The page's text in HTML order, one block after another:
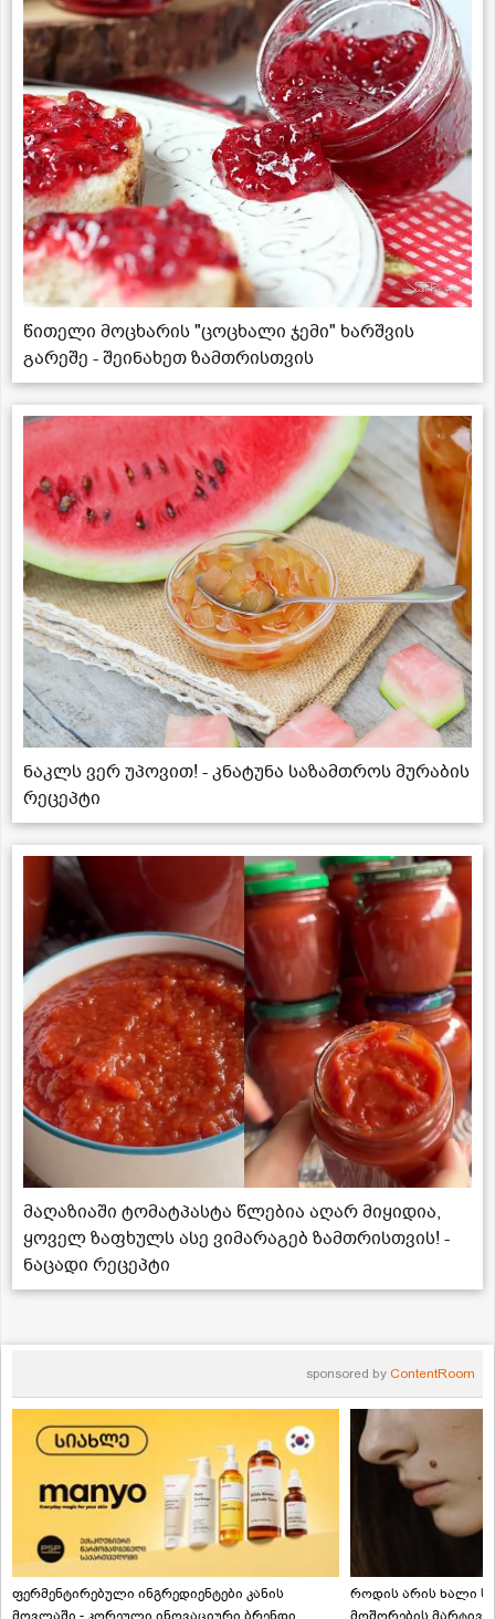
წითელი მოცხარის "ცოცხალი ჯემი" ხარშვის
გარეშე - შეინახეთ ზამთრისთვის
ნაკლს ვერ უპოვით! - კნატუნა საზამთროს მურაბის
რეცეპტი
მაღაზიაში ტომატპასტა წლებია აღარ მიყიდია,
ყოველ ზაფხულს ასე ვიმარაგებ ზამთრისთვის! -
ნაცადი რეცეპტი
sponsored by ContentRoom
ფერმენტირებული ინგრედიენტები კანის
როდის არის ხალი